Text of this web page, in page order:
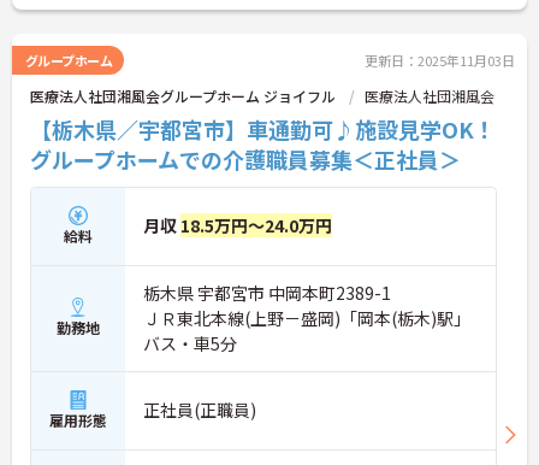
グループホーム 更新日：2025年11月03日
医療法人社団湘風会グループホーム ジョイフル 医療法人社団湘風会
【栃木県／宇都宮市】車通勤可♪施設見学OK！
グループホームでの介護職員募集＜正社員＞
給料 月収 18.5万円～24.0万円
勤務地
栃木県 宇都宮市 中岡本町2389-1
ＪＲ東北本線(上野－盛岡)「岡本(栃木)駅」
バス・車5分
雇用形態 正社員(正職員)